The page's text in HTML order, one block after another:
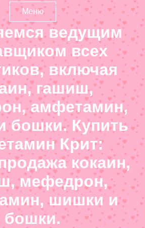
Меню
ведущим
всех
включая
гашиш,
амфетамин,
бошки. Купить
Крит:
кокаин,
мефедрон,
шишки и
бошки.